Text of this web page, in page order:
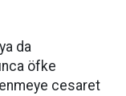
da
öfke
cesaret